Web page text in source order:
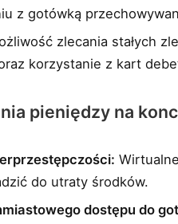
z gotówką
zlecania stałych
korzystanie z kart
pieniędzy na
do utraty środków.
dostępu do